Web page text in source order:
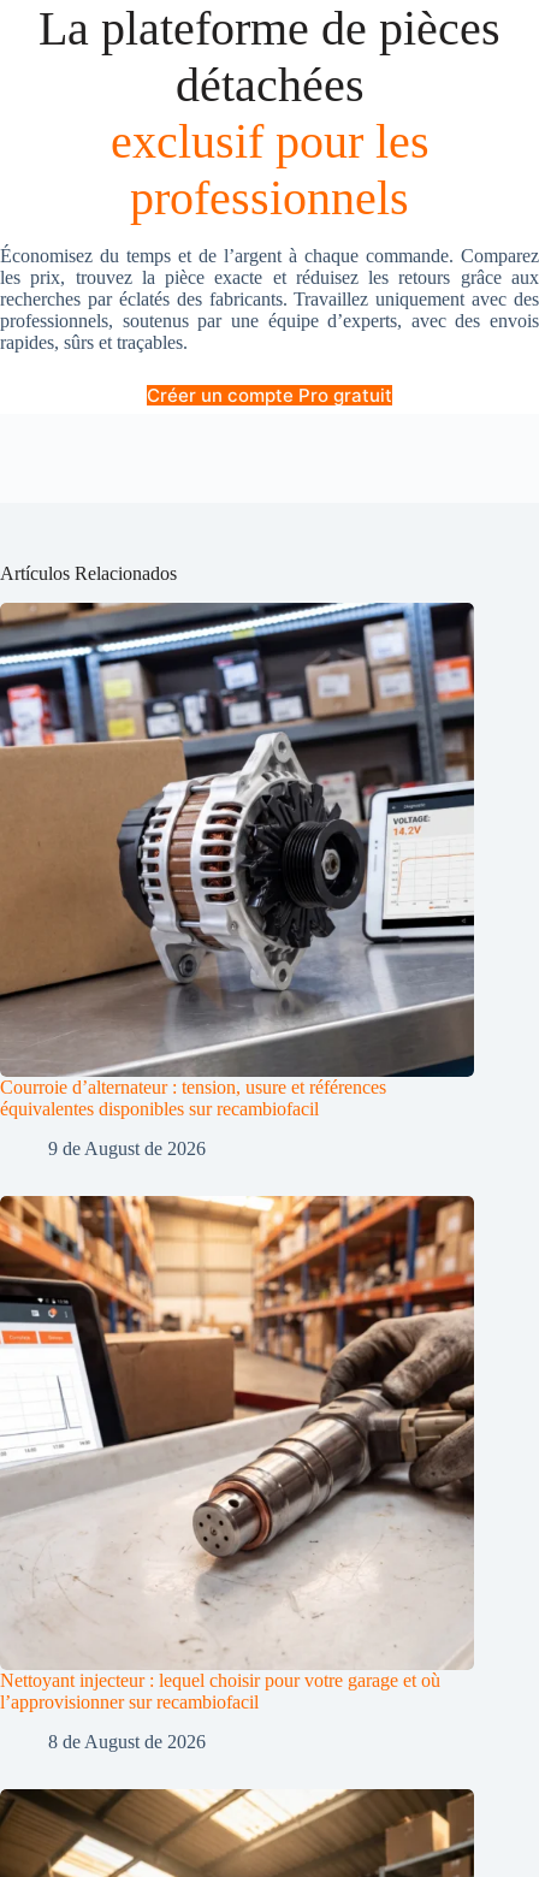
La plateforme de pièces
détachées
exclusif pour les
professionnels
Économisez du temps et de l’argent à chaque commande. Comparez
les prix, trouvez la pièce exacte et réduisez les retours grâce aux
recherches par éclatés des fabricants. Travaillez uniquement avec des
professionnels, soutenus par une équipe d’experts, avec des envois
rapides, sûrs et traçables.
Créer un compte Pro gratuit
Artículos Relacionados
Courroie d’alternateur : tension, usure et références
équivalentes disponibles sur recambiofacil
9 de August de 2026
Nettoyant injecteur : lequel choisir pour votre garage et où
l’approvisionner sur recambiofacil
8 de August de 2026